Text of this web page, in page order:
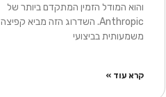
והוא המודל הזמין המתקדם ביותר של
Anthropic. השדרוג הזה מביא קפיצה
משמעותית בביצועי
קרא עוד »